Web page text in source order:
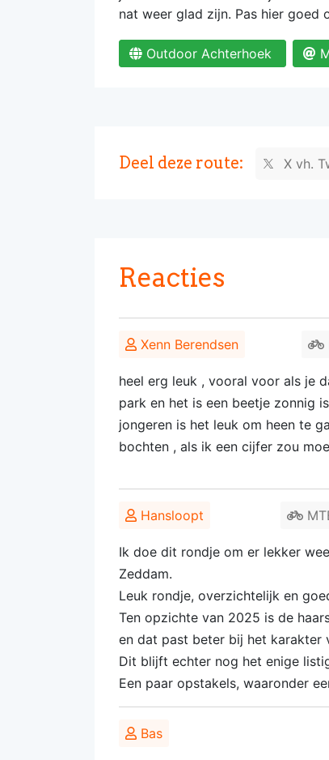
nat weer glad zijn. Pas hier goed
Outdoor Achterhoek
Deel deze route: X vh.
Reacties
Xenn Berendsen
heel erg leuk , vooral voor als je
park en het is een beetje zonnig
jongeren is het leuk om heen te
bochten , als ik een cijfer zou
Hansloopt
Ik doe dit rondje om er lekker
Zeddam.
Leuk rondje, overzichtelijk en
Ten opzichte van 2025 is de
en dat past beter bij het karakter
Dit blijft echter nog het enige
Een paar opstakels, waaronder
Bas